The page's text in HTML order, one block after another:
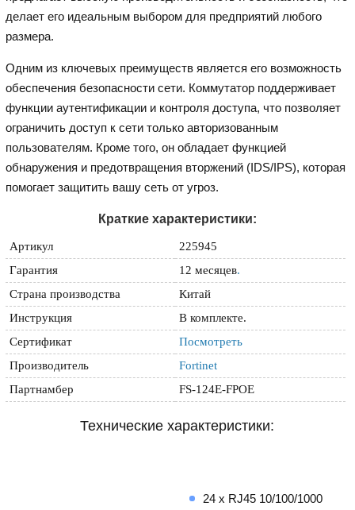
делает его идеальным выбором для предприятий любого
размера.
Одним из ключевых преимуществ является его возможность
обеспечения безопасности сети. Коммутатор поддерживает
функции аутентификации и контроля доступа, что позволяет
ограничить доступ к сети только авторизованным
пользователям. Кроме того, он обладает функцией
обнаружения и предотвращения вторжений (IDS/IPS), которая
помогает защитить вашу сеть от угроз.
Краткие характеристики:
Артикул
225945
Гарантия
12 месяцев.
Страна производства
Китай
Инструкция
В комплекте.
Сертификат
Посмотреть
Производитель
Fortinet
Партнамбер
FS-124E-FPOE
Технические характеристики:
24 x RJ45 10/100/1000